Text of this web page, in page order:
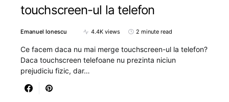
touchscreen-ul la telefon
Emanuel Ionescu 4.4K views 2 minute read
Ce facem daca nu mai merge touchscreen-ul la telefon?
Daca touchscreen telefoane nu prezinta niciun
prejudiciu fizic, dar…